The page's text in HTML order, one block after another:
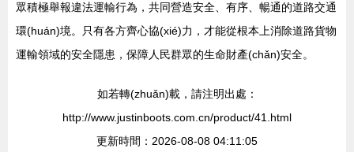
眾積極舉報違法運輸行為，共同營造安全、有序、暢通的道路交通
環(huán)境。只有各方齊心協(xié)力，才能從根本上消除道路貨物
運輸領域的安全隱患，保障人民群眾的生命財產(chǎn)安全。
如若轉(zhuǎn)載，請注明出處：
http://www.justinboots.com.cn/product/41.html
更新時間：2026-08-08 04:11:05